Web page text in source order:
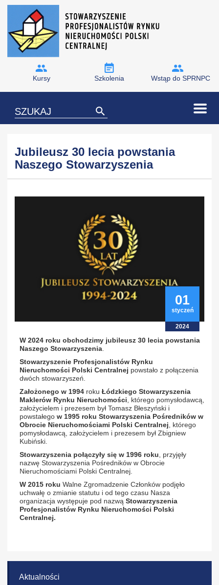
Kursy Szkolenia Wstąp do SPRNPC
Jubileusz 30 lecia powstania
Naszego Stowarzyszenia
01
styczeń
2024
W 2024 roku obchodzimy jubileusz 30 lecia powstania
Naszego Stowarzyszenia
Stowarzyszenie Profesjonalistów Rynku
Nieruchomości Polski Centralnej powstało z połączenia
dwóch stowarzyszeń.
Założonego w 1994 roku Łódzkiego Stowarzyszenia
Maklerów Rynku Nieruchomości , którego pomysłodawcą,
założycielem i prezesem był Tomasz Błeszyński i
powstałego w 1995 roku Stowarzyszenia Pośredników w
Obrocie Nieruchomościami Polski Centralnej , którego
pomysłodawcą, założycielem i prezesem był Zbigniew
Kubiński.
Stowarzyszenia połączyły się w 1996 roku , przyjęły
nazwę Stowarzyszenia Pośredników w Obrocie
Nieruchomościami Polski Centralnej.
W 2015 roku Walne Zgromadzenie Członków podjęło
uchwałę o zmianie statutu i od tego czasu Nasza
organizacja występuje pod nazwą Stowarzyszenia
Profesjonalistów Rynku Nieruchomości Polski
Centralnej.
Aktualności